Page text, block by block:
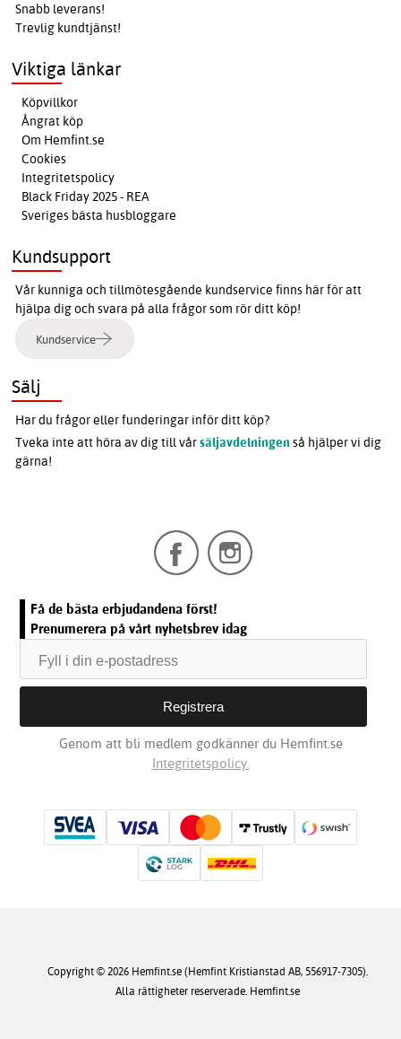
Snabb leverans!
Trevlig kundtjänst!
Viktiga länkar
Köpvillkor
Ångrat köp
Om Hemfint.se
Cookies
Integritetspolicy
Black Friday 2025 - REA
Sveriges bästa husbloggare
Kundsupport
Vår kunniga och tillmötesgående kundservice finns här för att
hjälpa dig och svara på alla frågor som rör ditt köp!
Kundservice
Sälj
Har du frågor eller funderingar inför ditt köp?
Tveka inte att höra av dig till vårsäljavdelningen så hjälper vi dig
gärna!
Få de bästa erbjudandena först!
Prenumerera på vårt nyhetsbrev idag
Genom att bli medlem godkänner du Hemfint.se
Integritetspolicy.
Copyright © 2026 Hemfint.se (Hemfint Kristianstad AB, 556917-7305).
Alla rättigheter reserverade. Hemfint.se